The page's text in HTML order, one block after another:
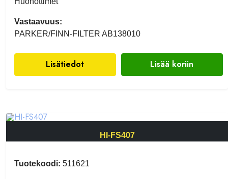
Vastaavuus:
PARKER/FINN-FILTER AB138010
Lisätiedot Lisää koriin
HI-FS407
Tuotekoodi: 511621